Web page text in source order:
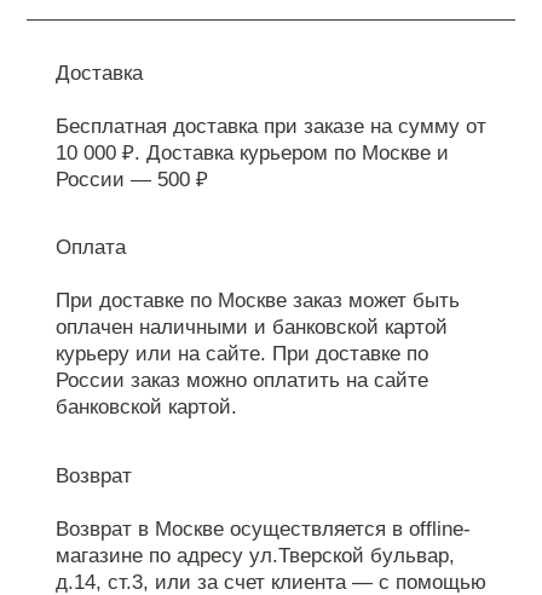
Доставка
Бесплатная доставка при заказе на сумму от
10 000 ₽. Доставка курьером по Москве и
России — 500 ₽
Оплата
При доставке по Москве заказ может быть
оплачен наличными и банковской картой
курьеру или на сайте. При доставке по
России заказ можно оплатить на сайте
банковской картой.
Возврат
Возврат в Москве осуществляется в offline-
магазине по адресу ул.Тверской бульвар,
д.14, ст.3, или за счет клиента — с помощью